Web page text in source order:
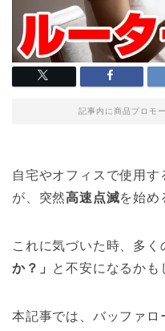
記事内に商品プロモ
自宅やオフィスで使用
が、突然高速点滅を始め
これに気づいた時、多く
か？」 と不安になるかも
本記事では、バッファロ